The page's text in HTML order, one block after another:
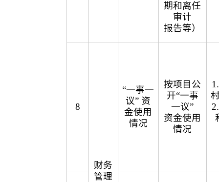
期和离任
审计
报告等）
8
财务
管理
“一事一
议” 资
金使用
情况
按项目公
开“一事
一议”
资金使用
情况